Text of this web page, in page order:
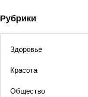
Рубрики
Здоровье
Красота
Общество